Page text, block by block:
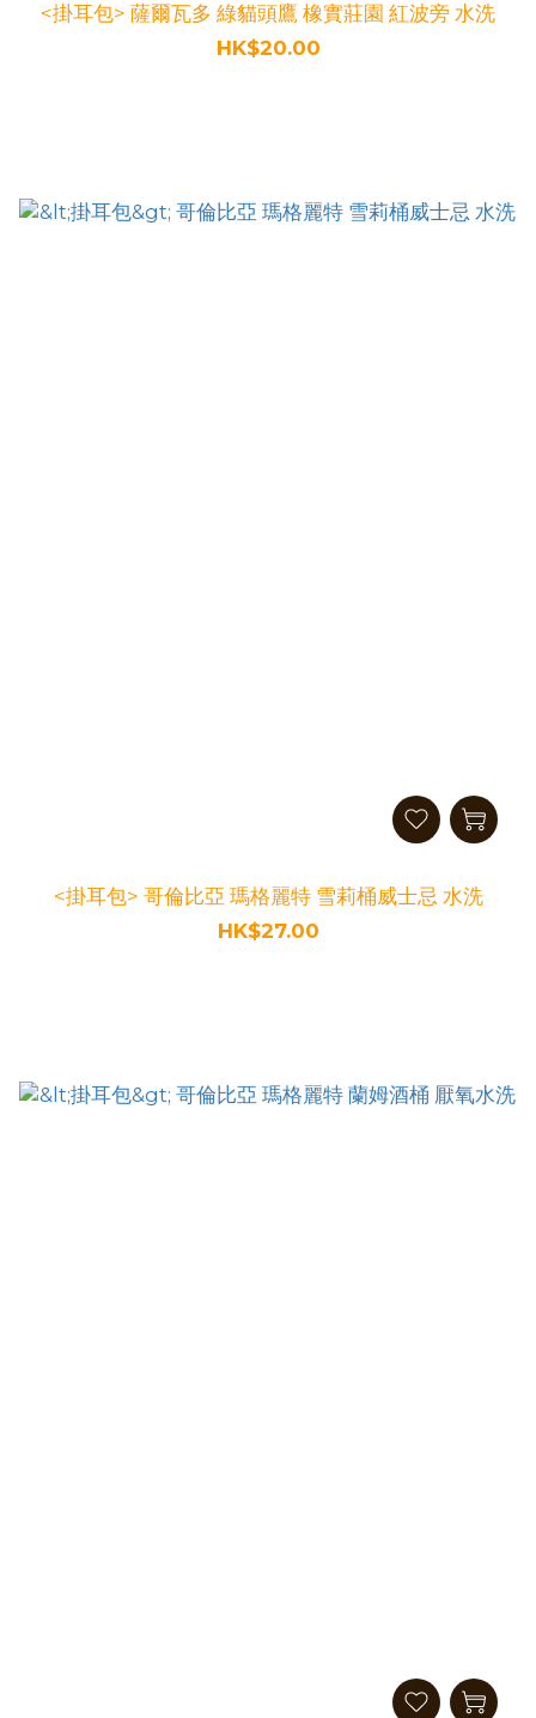
<掛耳包> 薩爾瓦多 綠貓頭鷹 橡實莊園 紅波旁 水洗
HK$20.00
<掛耳包> 哥倫比亞 瑪格麗特 雪莉桶威士忌 水洗
HK$27.00